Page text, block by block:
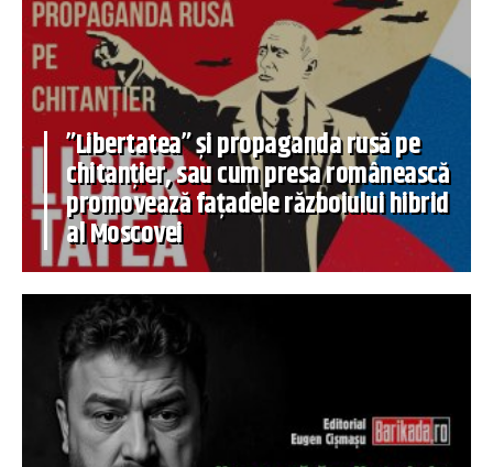
”Libertatea” și propaganda rusă pe
chitanțier, sau cum presa românească
promovează fațadele războiului hibrid
al Moscovei